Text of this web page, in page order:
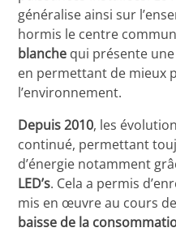
généralise ainsi sur
hormis le centre
blanche qui présente
en permettant de mieux
l’environnement.
Depuis 2010, les
continué, permettant
d’énergie notamment
LED’s. Cela a permis
mis en œuvre au cours
baisse de la